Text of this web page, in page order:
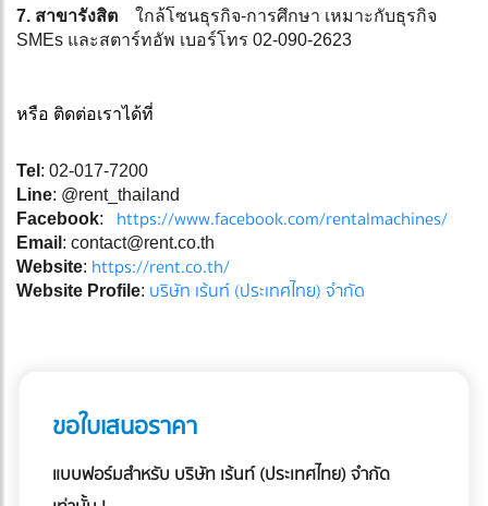
7. สาขารังสิต
ใกล้โซนธุรกิจ-การศึกษา เหมาะกับธุรกิจ
SMEs และสตาร์ทอัพ เบอร์โทร 02-090-2623
หรือ ติดต่อเราได้ที่
Tel : 02-017-7200
Line: @rent_thailand
Facebook: https://www.facebook.com/rentalmachines/
Email : contact@rent.co.th
Website: https://rent.co.th/
Website Profile: บริษัท เร้นท์ (ประเทศไทย) จำกัด
ขอใบเสนอราคา
แบบฟอร์มสำหรับ บริษัท เร้นท์ (ประเทศไทย) จำกัด